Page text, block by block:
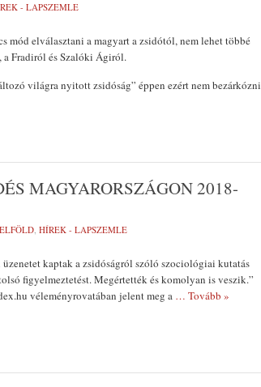
- LAPSZEMLE
mód elválasztani a magyart a zsidótól, nem lehet többé
Fradiról és Szalóki Ágiról.
világra nyitott zsidóság” éppen ezért nem bezárkózni
MAGYARORSZÁGON 2018-
, HÍREK - LAPSZEMLE
kaptak a zsidóságról szóló szociológiai kutatás
figyelmeztetést. Megértették és komolyan is veszik.”
véleményrovatában jelent meg a … Tovább »